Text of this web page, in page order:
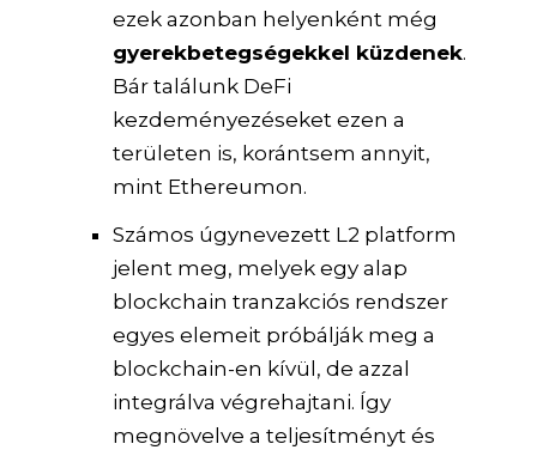
ezek azonban helyenként még
gyerekbetegségekkel küzdenek.
Bár találunk DeFi
kezdeményezéseket ezen a
területen is, korántsem annyit,
mint Ethereumon.
Számos úgynevezett L2 platform
jelent meg, melyek egy alap
blockchain tranzakciós rendszer
egyes elemeit próbálják meg a
blockchain-en kívül, de azzal
integrálva végrehajtani. Így
megnövelve a teljesítményt és